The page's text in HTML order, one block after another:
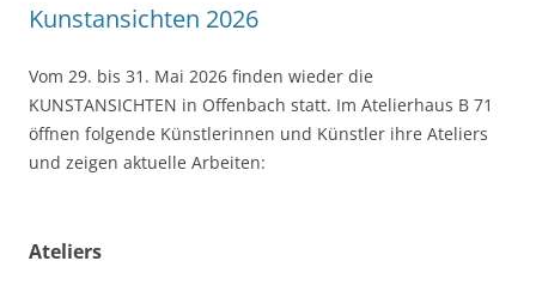
Kunstansichten 2026
Vom 29. bis 31. Mai 2026 finden wieder die
KUNSTANSICHTEN in Offenbach statt. Im Atelierhaus B 71
öffnen folgende Künstlerinnen und Künstler ihre Ateliers
und zeigen aktuelle Arbeiten:
Ateliers